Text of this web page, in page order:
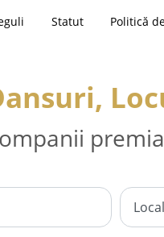
Statut Politică